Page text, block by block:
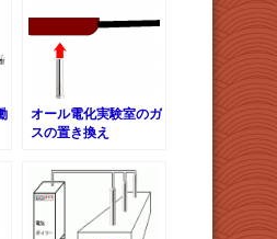
オール電化実験室のガ
スの置き換え